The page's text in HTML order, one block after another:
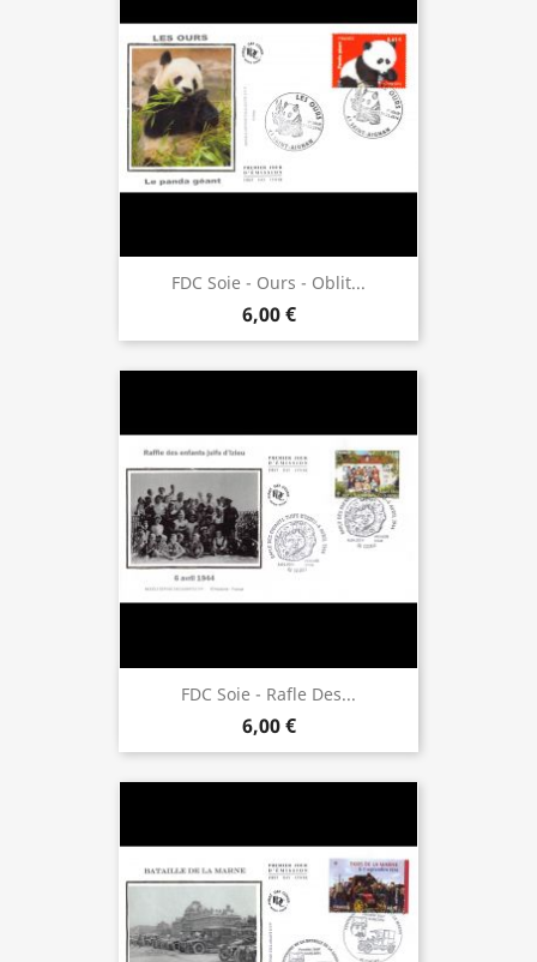
FDC Soie - Ours - Oblit...
6,00 €
FDC Soie - Rafle Des...
6,00 €